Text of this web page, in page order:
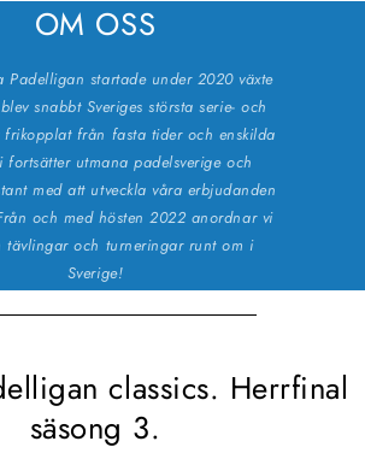
OM OSS
Padelligan startade under 2020 växte
snabbt Sveriges största serie- och
från fasta tider och enskilda
utmana padelsverige och
med att utveckla våra erbjudanden
och med hösten 2022 anordnar vi
tävlingar och turneringar runt om i
Sverige!
classics. Herrfinal
säsong 3.